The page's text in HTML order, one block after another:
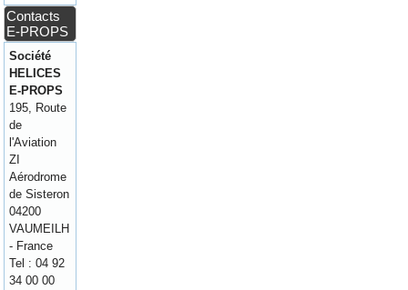
Contacts
E-PROPS
Société
HELICES
E-PROPS
195, Route
de
l'Aviation
ZI
Aérodrome
de Sisteron
04200
VAUMEILH
- France
Tel : 04 92
34 00 00